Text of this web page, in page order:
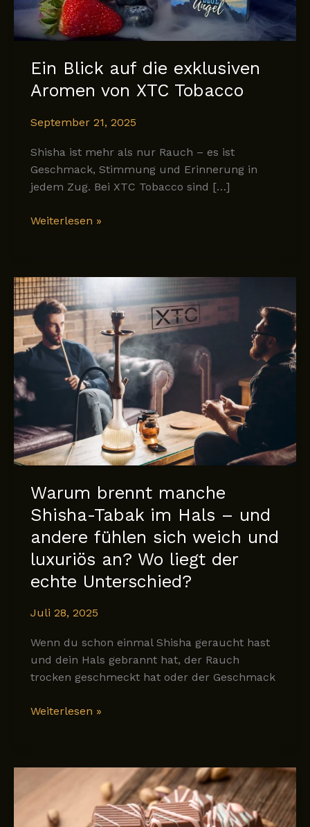
Ein Blick auf die exklusiven
Aromen von XTC Tobacco
September 21, 2025
Shisha ist mehr als nur Rauch – es ist
Geschmack, Stimmung und Erinnerung in
jedem Zug. Bei XTC Tobacco sind […]
Ein
exklusiven
Aromen
von
XTC
Tobacco
Weiterlesen »
Warum brennt manche
Shisha-Tabak im Hals – und
andere fühlen sich weich und
luxuriös an? Wo liegt der
echte Unterschied?
Juli 28, 2025
Wenn du schon einmal Shisha geraucht hast
und dein Hals gebrannt hat, der Rauch
trocken geschmeckt hat oder der Geschmack
Warum
Tabak
Hals
Weiterlesen »